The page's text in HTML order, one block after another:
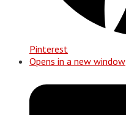
Pinterest
Opens in a new window